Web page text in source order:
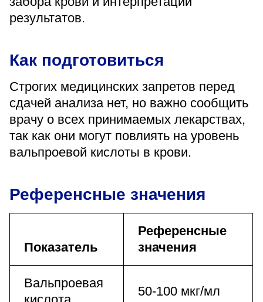
результатов.
Как подготовиться
Строгих медицинских запретов перед
сдачей анализа нет, но важно сообщить
врачу о всех принимаемых лекарствах,
так как они могут повлиять на уровень
вальпроевой кислоты в крови.
Референсные значения
Показатель
Референсные
значения
Вальпроевая
50-100 мкг/мл